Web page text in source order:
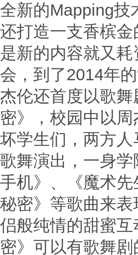
全新的Mapping技
还打造一支香槟金
是新的内容就又
会，到了2014年
杰伦还首度以歌
密》，校园中以
坏学生们，两方
歌舞演出，一身
手机》、《魔术
秘密》等歌曲来
侣般纯情的甜蜜
密》可以有歌舞